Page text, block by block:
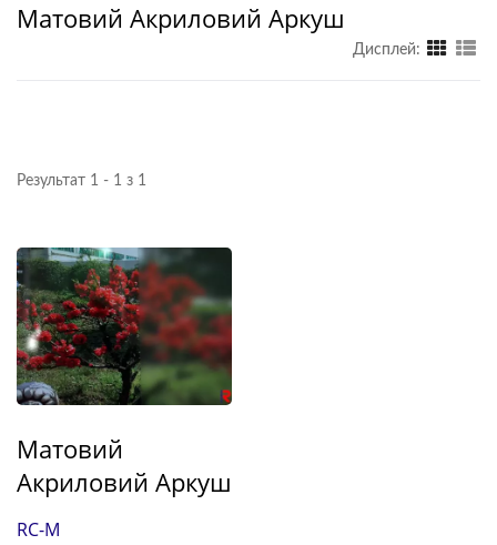
Матовий Акриловий Аркуш
Дисплей:
Результат 1 - 1 з 1
Матовий
Акриловий Аркуш
RC-M